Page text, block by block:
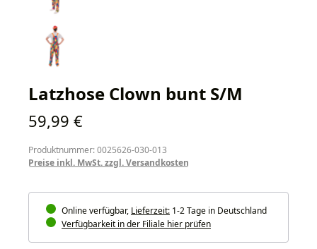
Latzhose Clown bunt S/M
Regulärer Preis:
59,99 €
Produktnummer: 0025626-030-013
Preise inkl. MwSt. zzgl. Versandkosten
Online verfügbar, Lieferzeit: 1-2 Tage in Deutschland
Verfügbarkeit in der Filiale hier prüfen